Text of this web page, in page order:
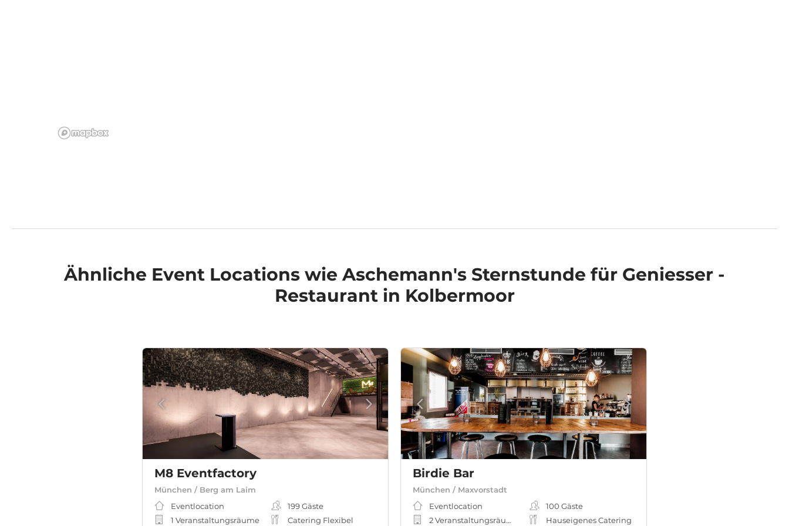
Ähnliche Event Locations wie Aschemann's Sternstunde für Geniesser -
Restaurant in Kolbermoor
M8 Eventfactory
München / Berg am Laim
Eventlocation
1 Veranstaltungsräume
199Gäste
Catering Flexibel
Birdie Bar
München / Maxvorstadt
Eventlocation
2 Veranstaltungsräume
100 Gäste
Hauseigenes Catering